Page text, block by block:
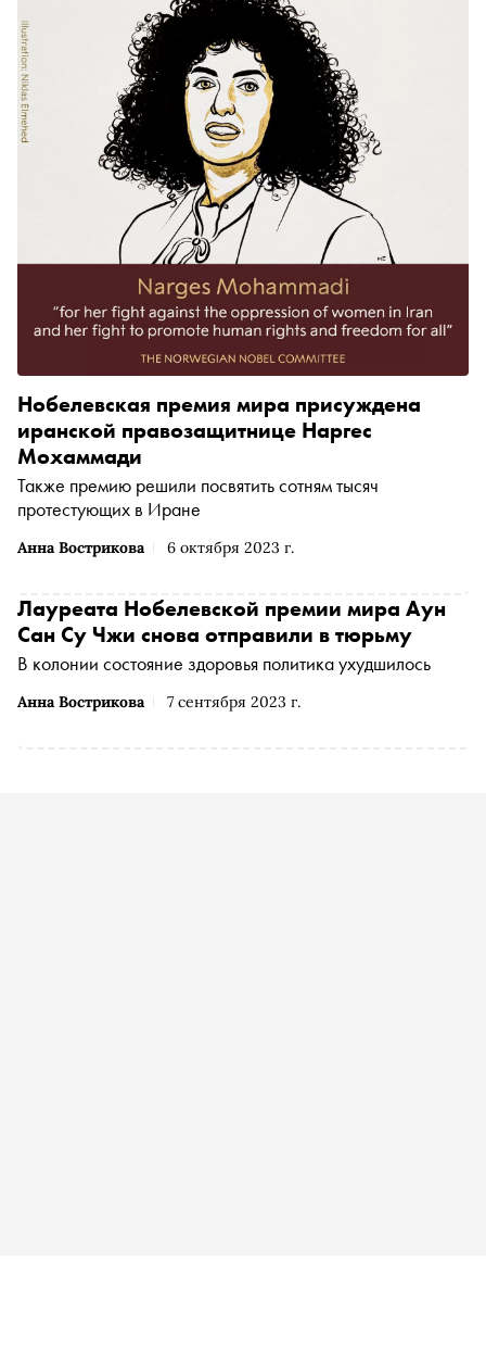
Анна Вострикова 6 октября 2023 г.
Нобелевская премия мира присуждена
иранской правозащитнице Наргес
Мохаммади
Также премию решили посвятить сотням тысяч
протестующих в Иране
Анна Вострикова 7 сентября 2023 г.
Лауреата Нобелевской премии мира Аун
Сан Су Чжи снова отправили в тюрьму
В колонии состояние здоровья политика ухудшилось